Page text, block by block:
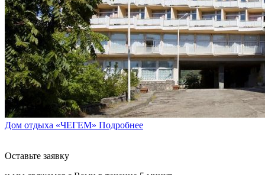
Дом отдыха «ЧЕГЕМ» Подробнее
Оставьте заявку